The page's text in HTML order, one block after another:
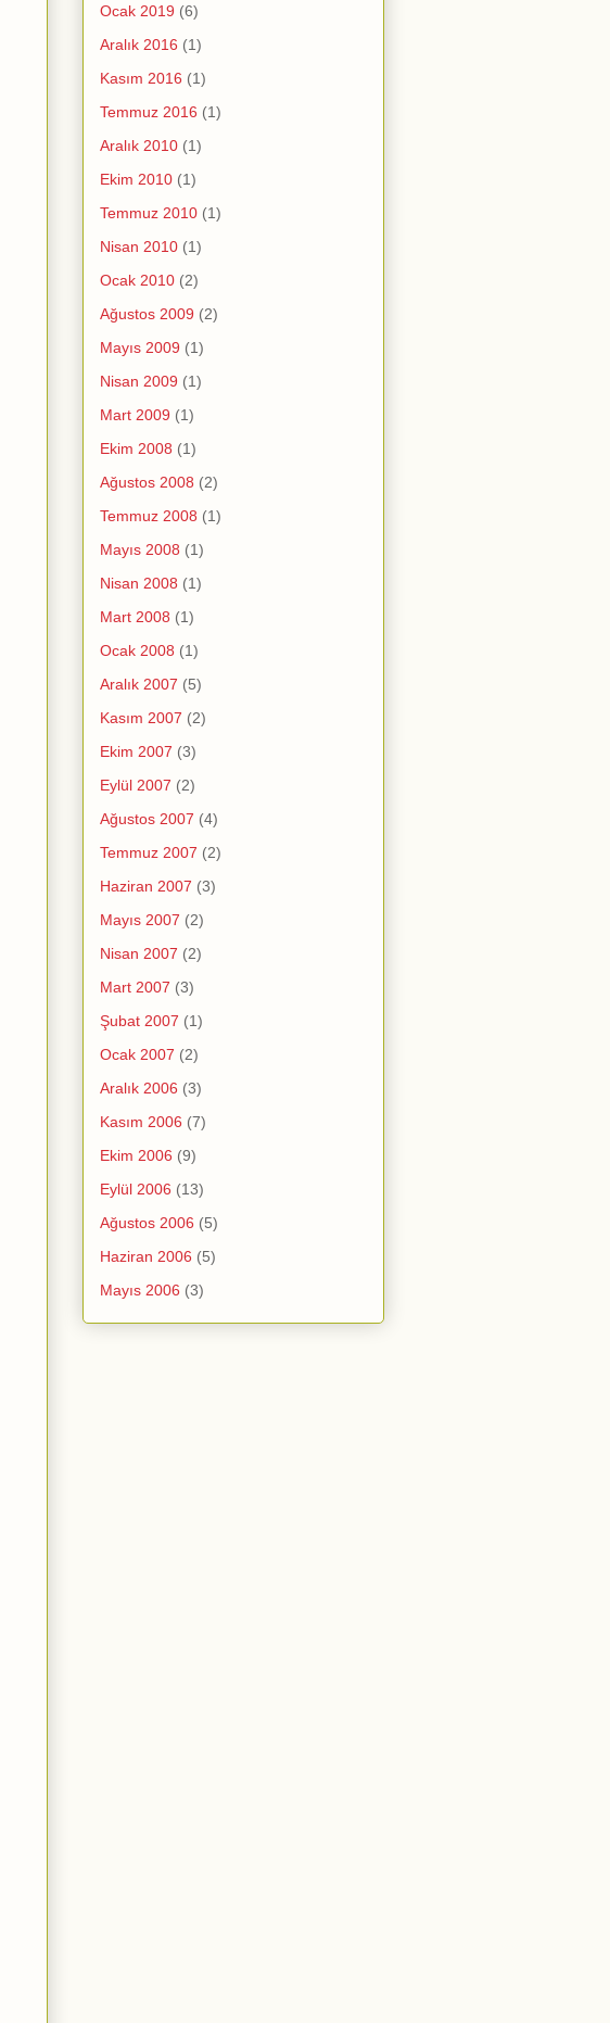
Ocak 2019 (6)
Aralık 2016 (1)
Kasım 2016 (1)
Temmuz 2016 (1)
Aralık 2010 (1)
Ekim 2010 (1)
Temmuz 2010 (1)
Nisan 2010 (1)
Ocak 2010 (2)
Ağustos 2009 (2)
Mayıs 2009 (1)
Nisan 2009 (1)
Mart 2009 (1)
Ekim 2008 (1)
Ağustos 2008 (2)
Temmuz 2008 (1)
Mayıs 2008 (1)
Nisan 2008 (1)
Mart 2008 (1)
Ocak 2008 (1)
Aralık 2007 (5)
Kasım 2007 (2)
Ekim 2007 (3)
Eylül 2007 (2)
Ağustos 2007 (4)
Temmuz 2007 (2)
Haziran 2007 (3)
Mayıs 2007 (2)
Nisan 2007 (2)
Mart 2007 (3)
Şubat 2007 (1)
Ocak 2007 (2)
Aralık 2006 (3)
Kasım 2006 (7)
Ekim 2006 (9)
Eylül 2006 (13)
Ağustos 2006 (5)
Haziran 2006 (5)
Mayıs 2006 (3)